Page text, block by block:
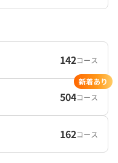
142コース
504コース
新着あり
162コース